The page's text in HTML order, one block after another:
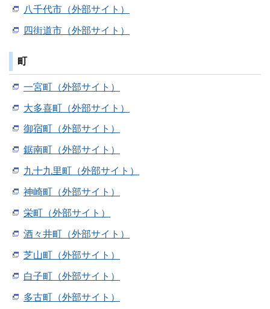
八千代市（外部サイト）
四街道市（外部サイト）
町
一宮町（外部サイト）
大多喜町（外部サイト）
御宿町（外部サイト）
鋸南町（外部サイト）
九十九里町（外部サイト）
神崎町（外部サイト）
栄町（外部サイト）
酒々井町（外部サイト）
芝山町（外部サイト）
白子町（外部サイト）
多古町（外部サイト）